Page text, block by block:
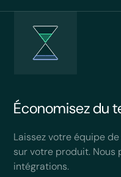
Économisez du
Laissez votre équipe
sur votre produit. Nous
intégrations.